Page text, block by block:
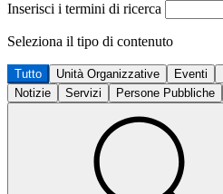
Inserisci i termini di ricerca
Seleziona il tipo di contenuto
Tutto Unità Organizzative Eventi
Notizie
Servizi Persone Pubbliche